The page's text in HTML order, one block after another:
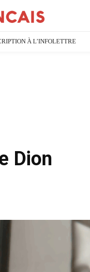
À L’INFOLETTRE
Dion